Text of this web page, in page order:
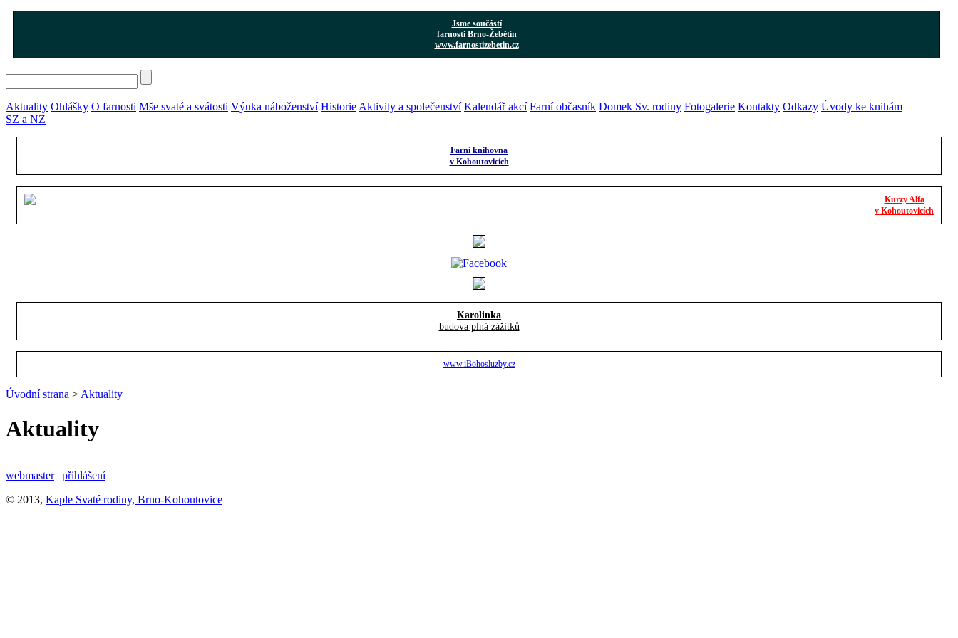
Jsme součástí
farnosti Brno-Žebětín
www.farnostizebetin.cz
Aktuality Ohlášky O farnosti Mše svaté a svátosti Výuka náboženství Historie Aktivity a společenství Kalendář akcí Farní občasník Domek Sv. rodiny Fotogalerie Kontakty Odkazy Úvody ke knihám
SZ a NZ
Farní knihovna
v Kohoutovicích
Kurzy Alfa
v Kohoutovicích
Karolinka
budova plná zážitků
www.iBohosluzby.cz
Úvodní strana > Aktuality
Aktuality
webmaster| přihlášení
© 2013, Kaple Svaté rodiny, Brno-Kohoutovice